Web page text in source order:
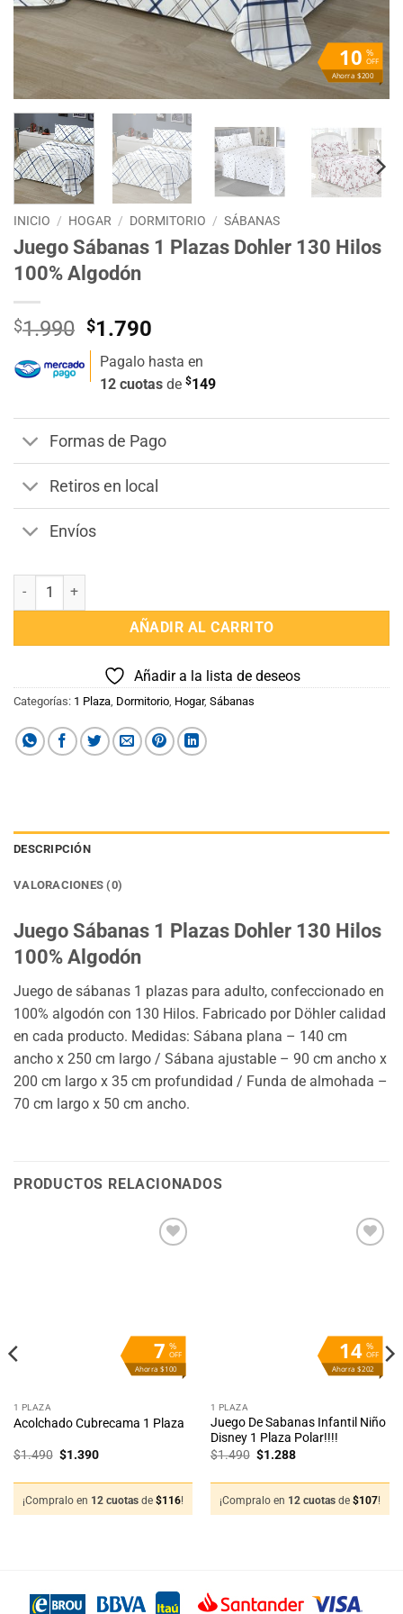
%
OFF
10
Ahorra $200
INICIO / HOGAR / DORMITORIO / SÁBANAS
Juego Sábanas 1 Plazas Dohler 130 Hilos
100% Algodón
$1.990 El
precio
original
era:
$1.990.
$1.790
actual
es:
$1.790.
Pagalo hasta en
12 cuotas de $149
Formas de Pago
Retiros en local
Envíos
Juego Sábanas 1 Plazas Dohler 130 Hilos 100% Algodón cantidad
AÑADIR AL CARRITO
Añadir a la lista de deseos
Categorías: 1 Plaza Dormitorio Hogar, Sábanas
DESCRIPCIÓN
VALORACIONES (0)
Juego Sábanas 1 Plazas Dohler 130 Hilos
100% Algodón
Juego de sábanas 1 plazas para adulto, confeccionado en
100% algodón con 130 Hilos. Fabricado por Döhler calidad
en cada producto. Medidas: Sábana plana – 140 cm
ancho x 250 cm largo / Sábana ajustable – 90 cm ancho x
200 cm largo x 35 cm profundidad / Funda de almohada –
70 cm largo x 50 cm ancho.
PRODUCTOS RELACIONADOS
%
OFF
7
Ahorra $100
1 PLAZA
Acolchado Cubrecama 1 Plaza
$1.490 El
$1.490.
$1.390El
$1.390.
¡Compralo en 12 cuotas de $116!
%
OFF
14
Ahorra $202
1 PLAZA
Juego De Sabanas Infantil Niño
Disney 1 Plaza Polar!!!!
$1.490 El
$1.490.
$1.288El
$1.288.
¡Compralo en 12 cuotas de $107!